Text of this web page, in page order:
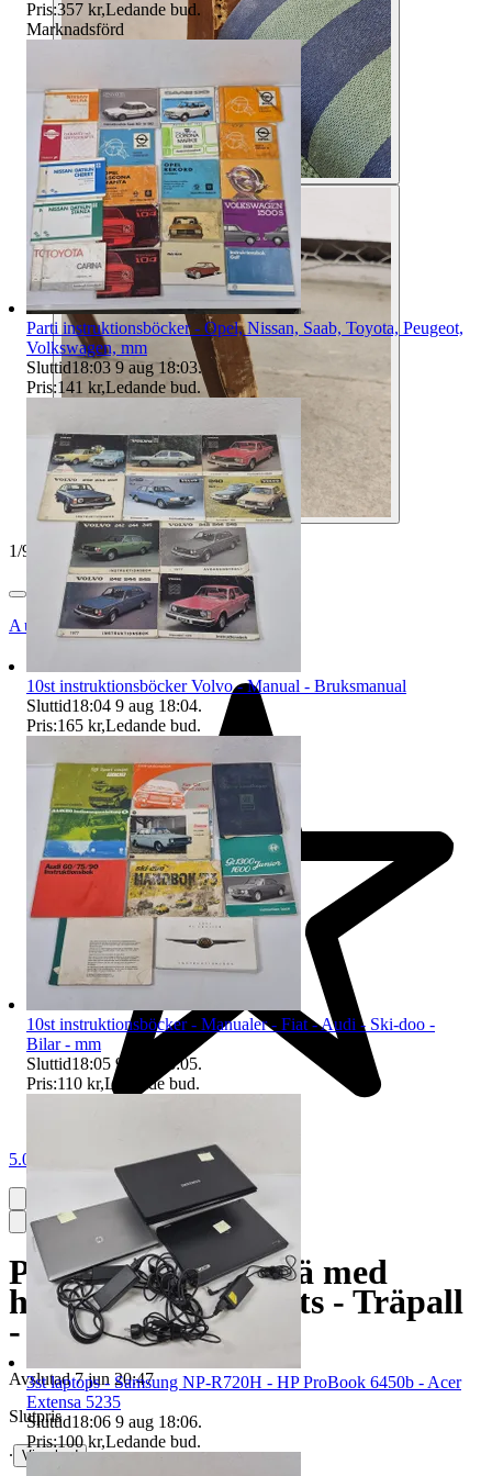
1/9
Auktionsbyra
5.0
Pianopall - Pall i trä med
handtag & klädd sits - Träpall
- 1900-tal - Vintage
Avslutad 7 jun 20:47
Slutpris
∙ Visa bud
Pris:357 kr,Ledande bud.
Marknadsförd
Parti instruktionsböcker - Opel, Nissan, Saab, Toyota, Peugeot,
Volkswagen, mm
Sluttid18:03 9 aug 18:03.
Pris:141 kr,Ledande bud.
10st instruktionsböcker Volvo - Manual - Bruksmanual
Sluttid18:04 9 aug 18:04.
Pris:165 kr,Ledande bud.
10st instruktionsböcker - Manualer - Fiat - Audi - Ski-doo -
Bilar - mm
Sluttid18:05 9 aug 18:05.
Pris:110 kr,Ledande bud.
3st laptops - Samsung NP-R720H - HP ProBook 6450b - Acer
Extensa 5235
Sluttid18:06 9 aug 18:06.
Pris:100 kr,Ledande bud.